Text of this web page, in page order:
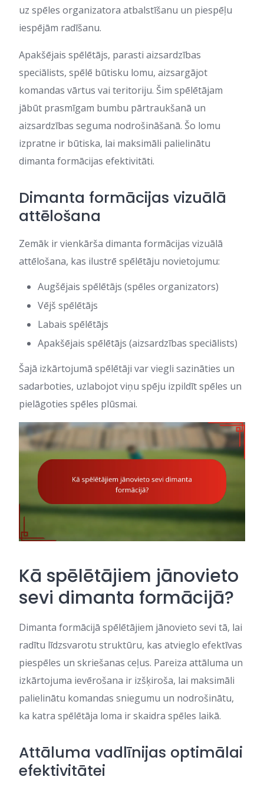
uz spēles organizatora atbalstīšanu un piespēļu
iespējām radīšanu.
Apakšējais spēlētājs, parasti aizsardzības
speciālists, spēlē būtisku lomu, aizsargājot
komandas vārtus vai teritoriju. Šim spēlētājam
jābūt prasmīgam bumbu pārtraukšanā un
aizsardzības seguma nodrošināšanā. Šo lomu
izpratne ir būtiska, lai maksimāli palielinātu
dimanta formācijas efektivitāti.
Dimanta formācijas vizuālā
attēlošana
Zemāk ir vienkārša dimanta formācijas vizuālā
attēlošana, kas ilustrē spēlētāju novietojumu:
Augšējais spēlētājs (spēles organizators)
Vējš spēlētājs
Labais spēlētājs
Apakšējais spēlētājs (aizsardzības speciālists)
Šajā izkārtojumā spēlētāji var viegli sazināties un
sadarboties, uzlabojot viņu spēju izpildīt spēles un
pielāgoties spēles plūsmai.
Kā spēlētājiem jānovieto
sevi dimanta formācijā?
Dimanta formācijā spēlētājiem jānovieto sevi tā, lai
radītu līdzsvarotu struktūru, kas atvieglo efektīvas
piespēles un skriešanas ceļus. Pareiza attāluma un
izkārtojuma ievērošana ir izšķiroša, lai maksimāli
palielinātu komandas sniegumu un nodrošinātu,
ka katra spēlētāja loma ir skaidra spēles laikā.
Attāluma vadlīnijas optimālai
efektivitātei